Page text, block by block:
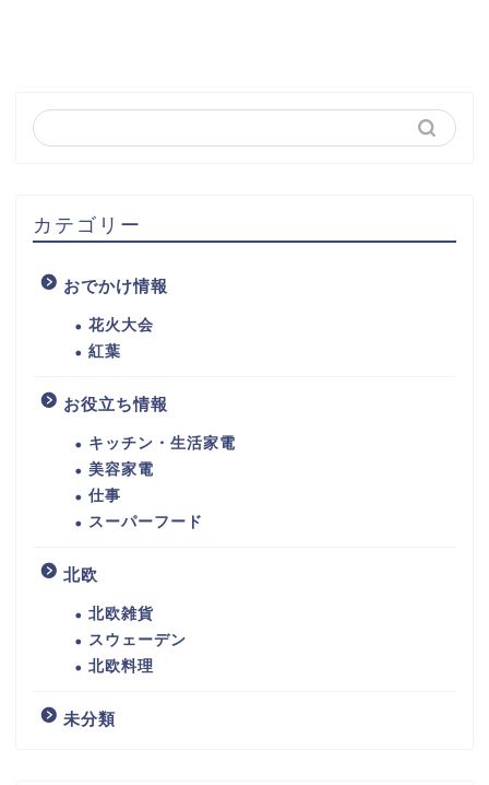
カテゴリー
おでかけ情報
花火大会
紅葉
お役立ち情報
キッチン・生活家電
美容家電
仕事
スーパーフード
北欧
北欧雑貨
スウェーデン
北欧料理
未分類